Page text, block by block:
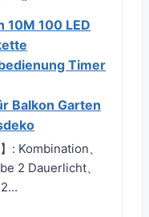
100 LED
Timer
Balkon Garten
: Kombination、
2 Dauerlicht、